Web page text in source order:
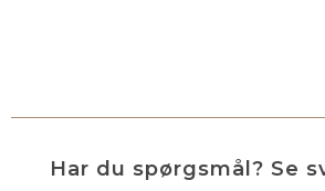
Har du spørgsmål? Se